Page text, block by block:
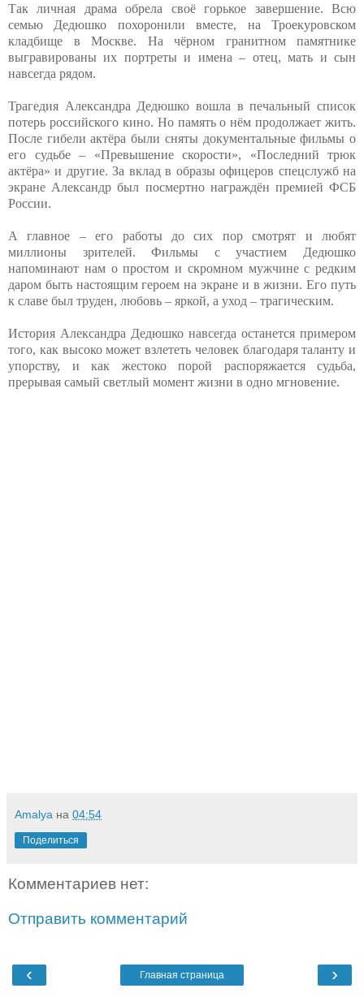
Так личная драма обрела своё горькое завершение. Всю
семью Дедюшко похоронили вместе, на Троекуровском
кладбище в Москве. На чёрном гранитном памятнике
выгравированы их портреты и имена – отец, мать и сын
навсегда рядом.
Трагедия Александра Дедюшко вошла в печальный список
потерь российского кино. Но память о нём продолжает жить.
После гибели актёра были сняты документальные фильмы о
его судьбе – «Превышение скорости», «Последний трюк
актёра» и другие. За вклад в образы офицеров спецслужб на
экране Александр был посмертно награждён премией ФСБ
России.
А главное – его работы до сих пор смотрят и любят
миллионы зрителей. Фильмы с участием Дедюшко
напоминают нам о простом и скромном мужчине с редким
даром быть настоящим героем на экране и в жизни. Его путь
к славе был труден, любовь – яркой, а уход – трагическим.
История Александра Дедюшко навсегда останется примером
того, как высоко может взлететь человек благодаря таланту и
упорству, и как жестоко порой распоряжается судьба,
прерывая самый светлый момент жизни в одно мгновение.
Amalya на 04:54
Поделиться
Комментариев нет:
Отправить комментарий
‹ ›
Главная страница